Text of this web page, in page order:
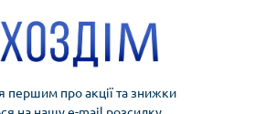
першим про акції та знижки